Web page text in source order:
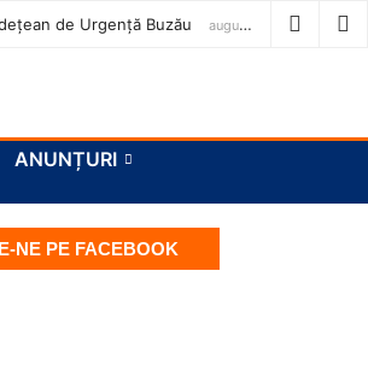
de Urgență Buzău august 7, 2026
ANUNȚURI
NE PE FACEBOOK